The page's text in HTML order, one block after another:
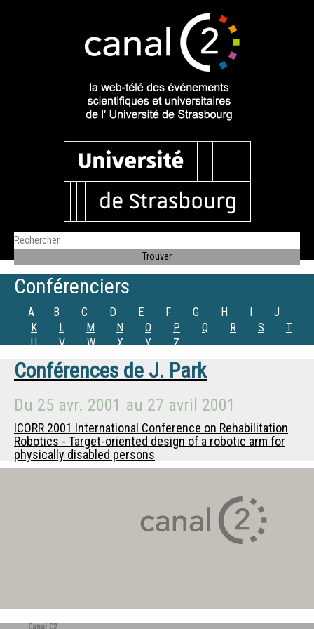
Conférenciers
A B C D E F G H I
J
K
L M N O P Q R S
T
U
V W X Y Z
Conférences de J. Park
Du 25 avr. 2001 au 27 avril 2001
ICORR 2001 International Conference on Rehabilitation
Robotics - Target-oriented design of a robotic arm for
physically disabled persons
Canal C2